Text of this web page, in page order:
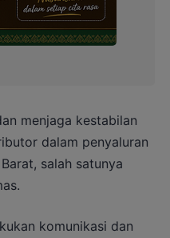
menjaga kestabilan
dalam penyaluran
salah satunya
komunikasi dan